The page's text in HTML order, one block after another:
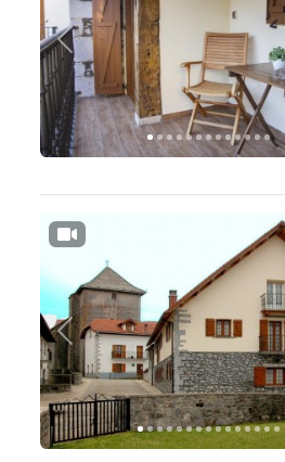
Anterior
Anterior